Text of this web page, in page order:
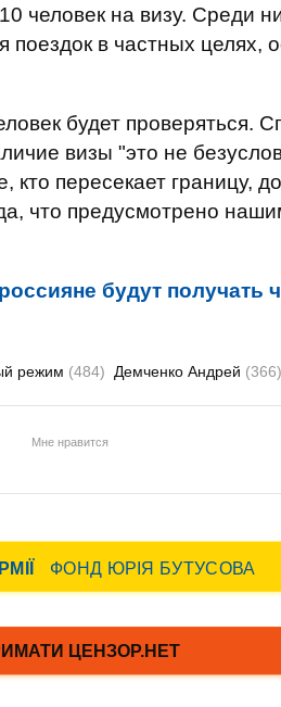
человек на визу. Среди
в частных целях,
будет проверяться.
визы "это не
кто пересекает границу,
что предусмотрено
будут получать
режим (484) Демченко Андрей (366)
Мне нравится